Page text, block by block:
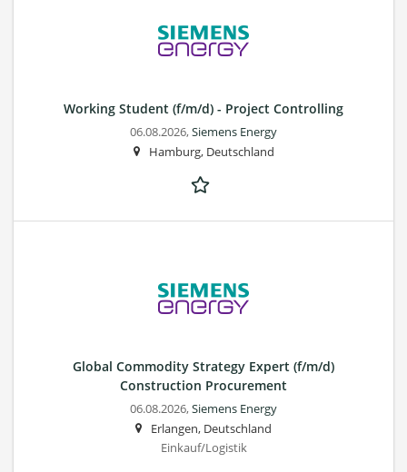
Working Student (f/m/d) - Project Controlling
06.08.2026,Siemens Energy
Hamburg, Deutschland
Global Commodity Strategy Expert (f/m/d)
Construction Procurement
06.08.2026,Siemens Energy
Erlangen, Deutschland
Einkauf/Logistik